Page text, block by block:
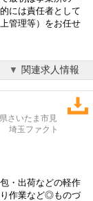
には責任者として
管理等）をお任せ
関連求人情報
さいたま市見
埼玉ファクト
・出荷などの軽作
作業など◎ものづ